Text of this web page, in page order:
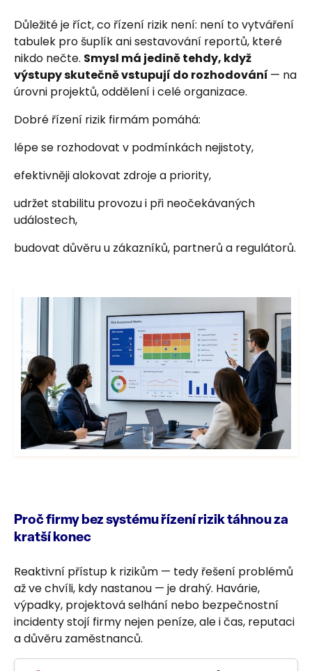
Důležité je říct, co řízení rizik není: není to vytváření
tabulek pro šuplík ani sestavování reportů, které
nikdo nečte. Smysl má jedině tehdy, když
výstupy skutečně vstupují do rozhodování — na
úrovni projektů, oddělení i celé organizace.
Dobré řízení rizik firmám pomáhá:
lépe se rozhodovat v podmínkách nejistoty,
efektivněji alokovat zdroje a priority,
udržet stabilitu provozu i při neočekávaných
událostech,
budovat důvěru u zákazníků, partnerů a regulátorů.
Proč firmy bez systému řízení rizik táhnou za
kratší konec
Reaktivní přístup k rizikům — tedy řešení problémů
až ve chvíli, kdy nastanou — je drahý. Havárie,
výpadky, projektová selhání nebo bezpečnostní
incidenty stojí firmy nejen peníze, ale i čas, reputaci
a důvěru zaměstnanců.